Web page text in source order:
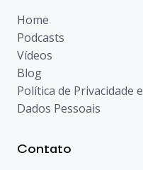
Home
Podcasts
Vídeos
Blog
Política de Privacidade e
Dados Pessoais
Contato